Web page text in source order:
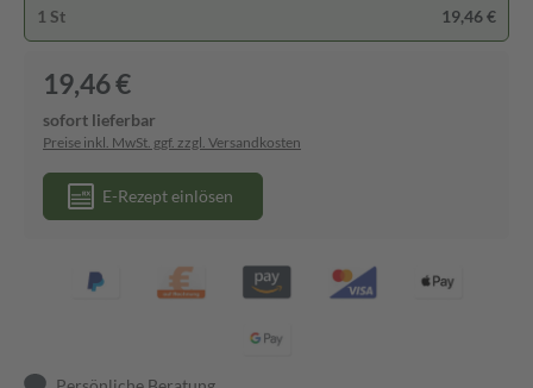
1 St 19,46 €
19,46 €
sofort lieferbar
Preise inkl. MwSt. ggf. zzgl. Versandkosten
E-Rezept einlösen